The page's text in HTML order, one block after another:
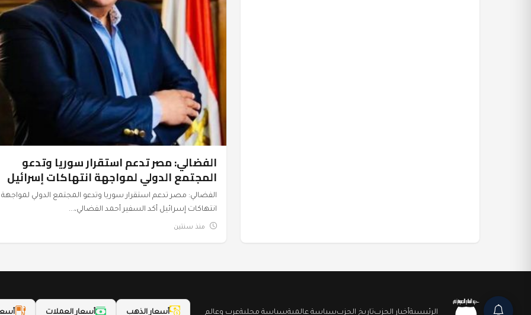
الفضالي: مصر تدعم استقرار سوريا وتدعو
المجتمع الدولي لمواجهة انتهاكات إسرائيل
الفضالي: مصر تدعم استقرار سوريا وتدعو المجتمع الدولي لمواجهة
انتهاكات إسرائيل أكد السفير أحمد الفضالي،...
منذ سنتين
الرئيسيةأخبار الحزبتاريخ الحزبسياسة عالميةسياسة محليةعرب وعالم أسعار الذهب أسعار العملات